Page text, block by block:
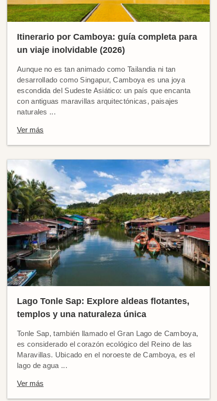
Itinerario por Camboya: guía completa para
un viaje inolvidable (2026)
Aunque no es tan animado como Tailandia ni tan
desarrollado como Singapur, Camboya es una joya
escondida del Sudeste Asiático: un país que encanta
con antiguas maravillas arquitectónicas, paisajes
naturales ...
Ver más
Lago Tonle Sap: Explore aldeas flotantes,
templos y una naturaleza única
Tonle Sap, también llamado el Gran Lago de Camboya,
es considerado el corazón ecológico del Reino de las
Maravillas. Ubicado en el noroeste de Camboya, es el
lago de agua ...
Ver más